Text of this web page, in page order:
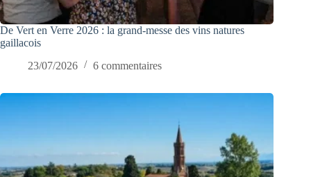
De Vert en Verre 2026 : la grand-messe des vins natures
gaillacois
23/07/2026
6 commentaires